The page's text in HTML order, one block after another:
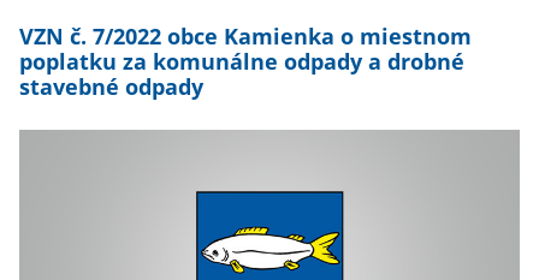
VZN č. 7/2022 obce Kamienka o miestnom
poplatku za komunálne odpady a drobné
stavebné odpady